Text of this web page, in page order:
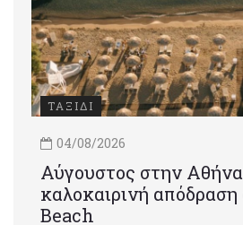
ΤΑΞΙΔΙ
04/08/2026
Αύγουστος στην
καλοκαιρινή
Beach